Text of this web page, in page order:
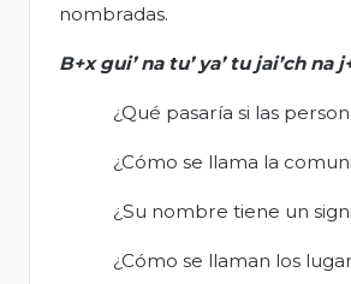
nombradas.
B+x gui’natu’ ya’ tujai’ch na
¿Qué pasaría si las
¿Cómo se llama la
¿Su nombre tiene un
¿Cómo se llaman los